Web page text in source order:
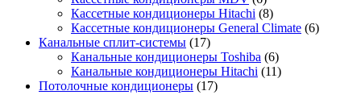
Кассетные кондиционеры Hitachi (8)
Кассетные кондиционеры General Climate (6)
Канальные сплит-системы (17)
Канальные кондиционеры Toshiba (6)
Канальные кондиционеры Hitachi (11)
Потолочные кондиционеры (17)